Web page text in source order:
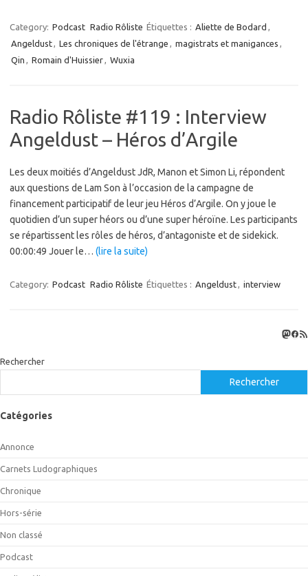
Category: Podcast Radio Rôliste Étiquettes : Aliette de Bodard ,
Angeldust, Les chroniques de l'étrange , magistrats et manigances ,
Qin , Romain d'Huissier, Wuxia
Radio Rôliste #119 : Interview
Angeldust – Héros d’Argile
Les deux moitiés d’Angeldust JdR, Manon et Simon Li, répondent
aux questions de Lam Son à l’occasion de la campagne de
financement participatif de leur jeu Héros d’Argile. On y joue le
quotidien d’un super héors ou d’une super héroïne. Les participants
se répartissent les rôles de héros, d’antagoniste et de sidekick.
00:00:49 Jouer le… (lire la suite)
Category: Podcast Radio Rôliste Étiquettes : Angeldust, interview
Flux
Rechercher
Rechercher
Catégories
Annonce
Carnets Ludographiques
Chronique
Hors-série
Non classé
Podcast